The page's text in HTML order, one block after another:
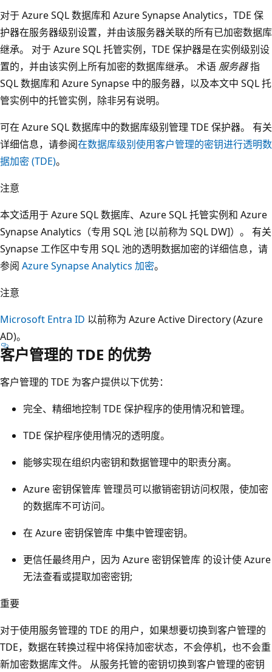
对于 Azure SQL 数据库和 Azure Synapse Analytics，TDE 保
护器在服务器级别设置，并由该服务器关联的所有已加密数据库
继承。 对于 Azure SQL 托管实例，TDE 保护器是在实例级别设
置的，并由该实例上所有加密的数据库继承。 术语 服务器指
SQL 数据库和 Azure Synapse 中的服务器，以及本文中 SQL 托
管实例中的托管实例，除非另有说明。
可在 Azure SQL 数据库中的数据库级别管理 TDE 保护器。 有关
详细信息，请参阅在数据库级别使用客户管理的密钥进行透明数
据加密 (TDE)。
注意
本文适用于 Azure SQL 数据库、Azure SQL 托管实例和 Azure
Synapse Analytics（专用 SQL 池 [以前称为 SQL DW]）。 有关
Synapse 工作区中专用 SQL 池的透明数据加密的详细信息，请
参阅 Azure Synapse Analytics 加密。
注意
Microsoft Entra ID 以前称为 Azure Active Directory (Azure
AD)。
客户管理的 TDE 的优势
客户管理的 TDE 为客户提供以下优势：
完全、精细地控制 TDE 保护程序的使用情况和管理。
TDE 保护程序使用情况的透明度。
能够实现在组织内密钥和数据管理中的职责分离。
Azure 密钥保管库 管理员可以撤销密钥访问权限，使加密
的数据库不可访问。
在 Azure 密钥保管库 中集中管理密钥。
更信任最终用户，因为 Azure 密钥保管库 的设计使 Azure
无法查看或提取加密密钥;
重要
对于使用服务管理的 TDE 的用户，如果想要切换到客户管理的
TDE，数据在转换过程中将保持加密状态，不会停机，也不会重
新加密数据库文件。 从服务托管的密钥切换到客户管理的密钥